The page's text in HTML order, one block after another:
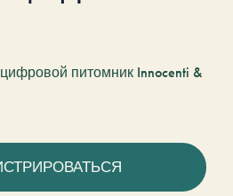
питомник Innocenti &